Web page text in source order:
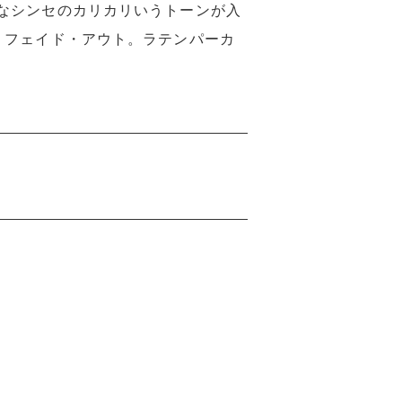
シンセのカリカリいうトーンが入
ェイド・アウト。ラテンパーカ